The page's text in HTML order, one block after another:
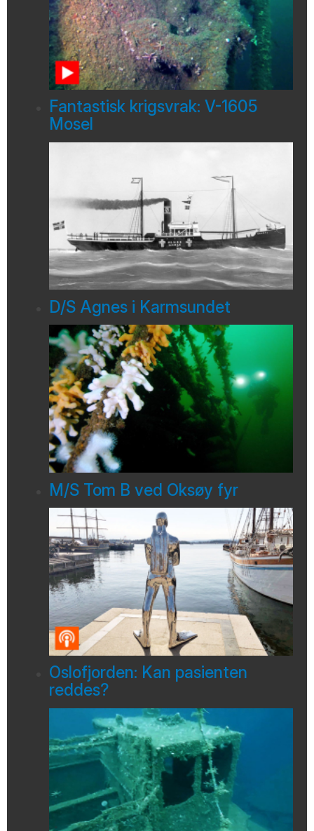
Fantastisk krigsvrak: V-1605
Mosel
D/S Agnes i Karmsundet
M/S Tom B ved Oksøy fyr
Oslofjorden: Kan pasienten
reddes?